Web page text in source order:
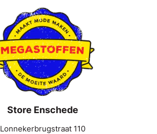
Store Enschede
Lonnekerbrugstraat 110